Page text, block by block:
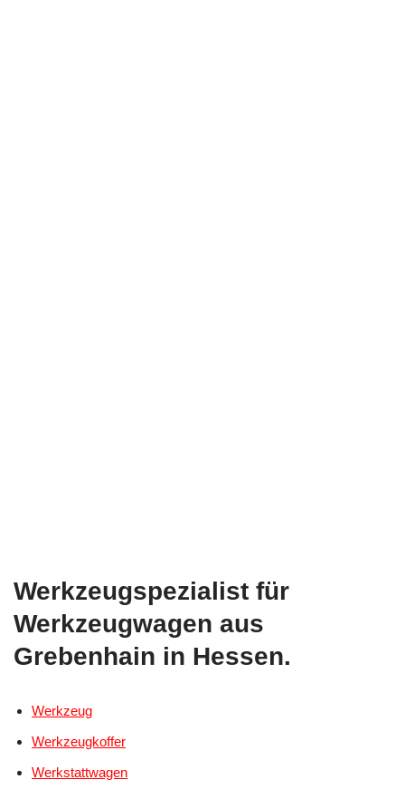
Werkzeugspezialist für
Werkzeugwagen aus
Grebenhain in Hessen.
Werkzeug
Werkzeugkoffer
Werkstattwagen